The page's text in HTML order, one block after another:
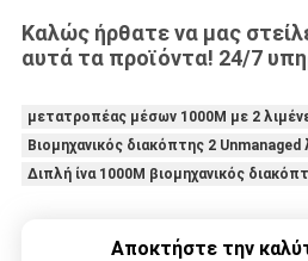
Καλώς ήρθατε να μας
αυτά τα προϊόντα! 24/7
μετατροπέας μέσων 1000M με 2
Βιομηχανικός διακόπτης 2 Unmanaged
Διπλή ίνα 1000M βιομηχανικός
Αποκτήστε την